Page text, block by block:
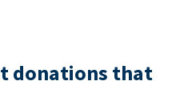
donations that